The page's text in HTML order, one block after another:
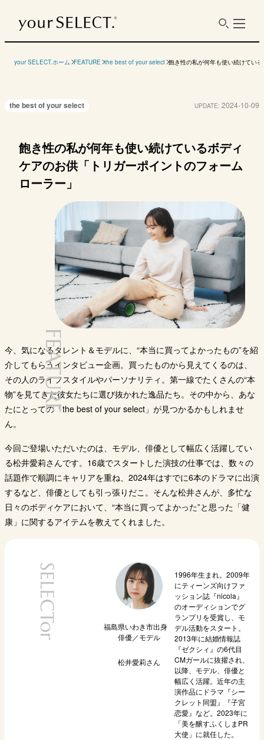
your SELECT.ホーム FEATURE the best of your select 飽き性の私が何年も使い続けてい
the best of your select UPDATE: 2024-10-09
FEATURE
飽き性の私が何年も使い続けているボディ
ケアのお供「トリガーポイントのフォーム
ローラー」
今、気になるタレント＆モデルに、“本当に買ってよかったもの”を紹
介してもらうインタビュー企画。買ったものから見えてくるのは、
その人のライフスタイルやパーソナリティ。第一線でたくさんの“本
物”を見てきた彼女たちに選び抜かれた逸品たち。その中から、あな
たにとっての「the best of your select」が見つかるかもしれませ
ん。
今回ご登場いただいたのは、モデル、俳優として幅広く活躍してい
る松井愛莉さんです。16歳でスタートした演技の仕事では、数々の
話題作で順調にキャリアを重ね、2024年はすでに6本のドラマに出演
するなど、俳優としても引っ張りだこ。そんな松井さんが、多忙な
日々のボディケアにおいて、“本当に買ってよかった”と思った「健
康」に関するアイテムを教えてくれました。
SELECTor
福島県いわき市出身
俳優／モデル
松井愛莉さん
1996年生まれ。2009年
にティーンズ向けファ
ッション誌『nicola』
のオーディションでグ
ランプリを受賞し、モ
デル活動をスタート。
2013年に結婚情報誌
『ゼクシィ』の6代目
CMガールに抜擢され、
以降、モデル、俳優と
幅広く活躍。近年の主
演作品にドラマ『シー
クレット同盟』『子宮
恋愛』など。2023年に
「美を醸すふくしまPR
大使」に就任した。